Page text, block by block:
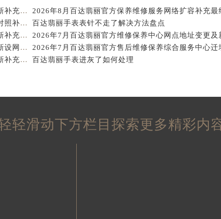
名表维修授权店1楼百达翡丽售后服务中心（需提前预约）
名表维修授权店1楼百达翡丽售后服务中心（需提前预约）
际中心D座11层1102室百达翡丽售后服务中心（北京总部）
场W3座6层602室百达翡丽售后服务中心（需提前预约）
天下百达翡丽售后服务中心（需提前预约）
翡丽售后服务中心（需提前预约）
洛街百达翡丽售后服务中心（需提前预约）
街百达翡丽售后服务中心（需提前预约）
百达翡丽售后服务中心（需提前预约）
街百达翡丽售后服务中心（需提前预约）
光明街与额尔敦路交叉口百达翡丽售后服务中心（需提前预约
2026年8月百达翡丽官方售后维修及保养中心网点更新补充最终汇总文本
2026年8月百达翡丽官方保养中心及维修服务点变动对照补充最终表确认发布
百达翡丽手表表针不走了解决方法盘点
2026年7月百达翡丽官方售后维修及保养中心网点更新补充汇总确认文件
2026年7月百达翡丽官方保养维修服务点最终迁移与新设网点完整版
2026年7月百达翡丽官方售后维修及保养中心网点更新补充汇总表文件
百达翡丽手表进灰了如何处理
轻滑动下方栏目探索更多精彩内